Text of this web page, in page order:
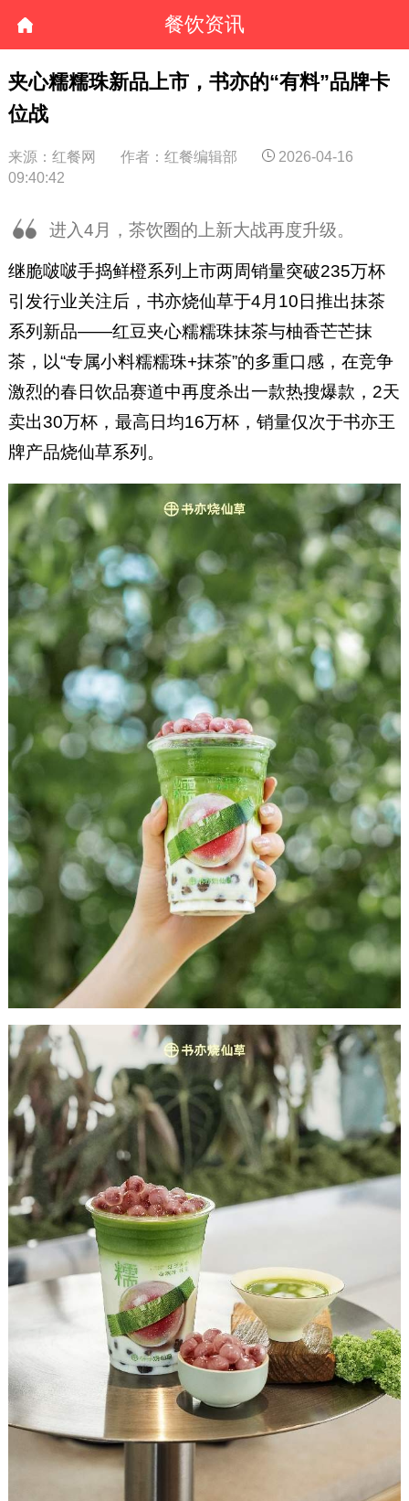
餐饮资讯
夹心糯糯珠新品上市，书亦的“有料”品牌卡
位战
来源：红餐网 作者：红餐编辑部
2026-04-16
09:40:42
进入4月，茶饮圈的上新大战再度升级。
继脆啵啵手捣鲜橙系列上市两周销量突破235万杯
引发行业关注后，书亦烧仙草于4月10日推出抹茶
系列新品——红豆夹心糯糯珠抹茶与柚香芒芒抹
茶，以“专属小料糯糯珠+抹茶”的多重口感，在竞争
激烈的春日饮品赛道中再度杀出一款热搜爆款，2天
卖出30万杯，最高日均16万杯，销量仅次于书亦王
牌产品烧仙草系列。